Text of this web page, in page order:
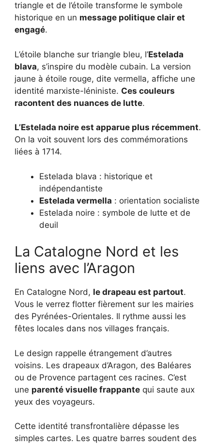
triangle et de l’étoile transforme le symbole
historique en un message politique clair et
engagé.
L’étoile blanche sur triangle bleu, l’Estelada
blava, s’inspire du modèle cubain. La version
jaune à étoile rouge, dite vermella, affiche une
identité marxiste-léniniste. Ces couleurs
racontent des nuances de lutte.
L’Estelada noire est apparue plus récemment.
On la voit souvent lors des commémorations
liées à 1714.
Estelada blava : historique et
indépendantiste
Estelada vermella : orientation socialiste
Estelada noire : symbole de lutte et de
deuil
La Catalogne Nord et les
liens avec l’Aragon
En Catalogne Nord, le drapeau est partout.
Vous le verrez flotter fièrement sur les mairies
des Pyrénées-Orientales. Il rythme aussi les
fêtes locales dans nos villages français.
Le design rappelle étrangement d’autres
voisins. Les drapeaux d’Aragon, des Baléares
ou de Provence partagent ces racines. C’est
une parenté visuelle frappante qui saute aux
yeux des voyageurs.
Cette identité transfrontalière dépasse les
simples cartes. Les quatre barres soudent des